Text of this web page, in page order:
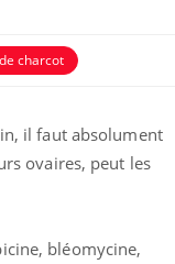
charcot
il faut absolument
ovaires, peut les
bléomycine,
: comprendre pour